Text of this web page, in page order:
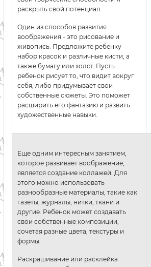
раскрыть свой потенциал.
Один из способов развития
воображения - это рисование и
живопись. Предложите ребенку
набор красок и различные кисти, а
также бумагу или холст. Пусть
ребенок рисует то, что видит вокруг
себя, либо придумывает свои
собственные сюжеты. Это поможет
расширить его фантазию и развить
художественные навыки.
Еще одним интересным занятием,
которое развивает воображение,
является создание коллажей. Для
этого можно использовать
разнообразные материалы, такие как
газеты, журналы, нитки, ткани и
другие. Ребенок может создавать
свои собственные композиции,
сочетая разные цвета, текстуры и
формы.
Раскрашивание или расклейка